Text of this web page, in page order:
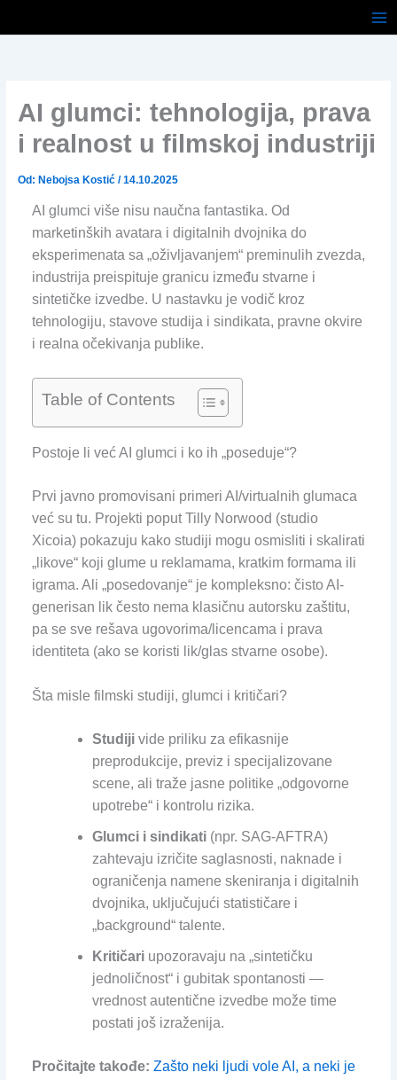
AI glumci: tehnologija, prava
i realnost u filmskoj industriji
Od: Nebojsa Kostić /14.10.2025
AI glumci više nisu naučna fantastika. Od
marketinških avatara i digitalnih dvojnika do
eksperimenata sa „oživljavanjem“ preminulih zvezda,
industrija preispituje granicu između stvarne i
sintetičke izvedbe. U nastavku je vodič kroz
tehnologiju, stavove studija i sindikata, pravne okvire
i realna očekivanja publike.
Table of Contents
Postoje li već AI glumci i ko ih „poseduje“?
Prvi javno promovisani primeri AI/virtualnih glumaca
već su tu. Projekti poput Tilly Norwood (studio
Xicoia) pokazuju kako studiji mogu osmisliti i skalirati
„likove“ koji glume u reklamama, kratkim formama ili
igrama. Ali „posedovanje“ je kompleksno: čisto AI-
generisan lik često nema klasičnu autorsku zaštitu,
pa se sve rešava ugovorima/licencama i prava
identiteta (ako se koristi lik/glas stvarne osobe).
Šta misle filmski studiji, glumci i kritičari?
Studijivide priliku za efikasnije
preprodukcije, previz i specijalizovane
scene, ali traže jasne politike „odgovorne
upotrebe“ i kontrolu rizika.
Glumci i sindikati(npr. SAG-AFTRA)
zahtevaju izričite saglasnosti, naknade i
ograničenja namene skeniranja i digitalnih
dvojnika, uključujući statističare i
„background“ talente.
Kritičariupozoravaju na „sintetičku
jednoličnost“ i gubitak spontanosti —
vrednost autentične izvedbe može time
postati još izraženija.
Pročitajte takođe: Zašto neki ljudi vole AI, a neki je